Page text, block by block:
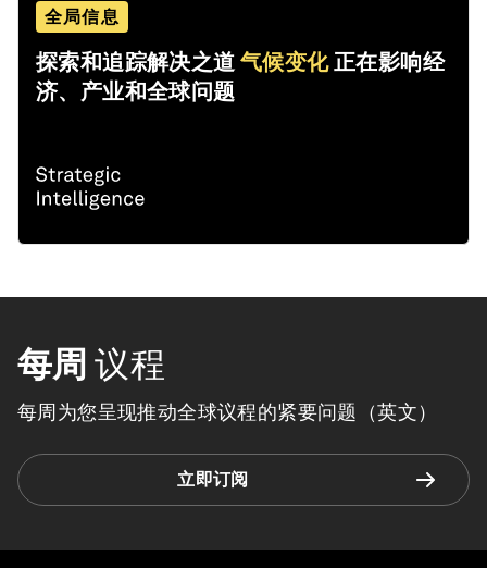
全局信息
探索和追踪解决之道气候变化正在影响经
济、产业和全球问题
每周 议程
每周为您呈现推动全球议程的紧要问题（英文）
立即订阅